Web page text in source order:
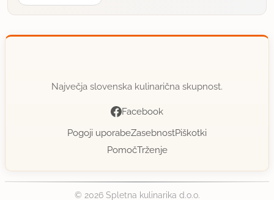
Največja slovenska kulinarična skupnost.
Facebook
Pogoji uporabeZasebnostPiškotki
PomočTrženje
© 2026 Spletna kulinarika d.o.o.